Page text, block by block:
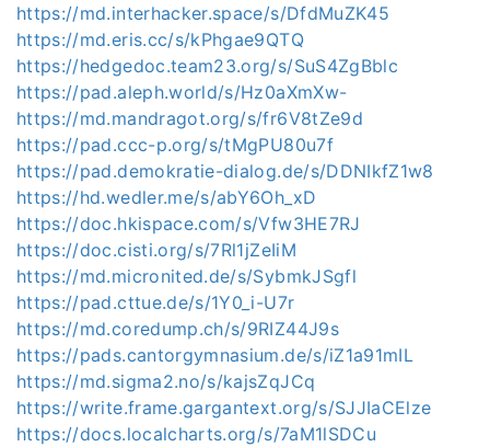
https://md.interhacker.space/s/DfdMuZK45
https://md.eris.cc/s/kPhgae9QTQ
https://hedgedoc.team23.org/s/SuS4ZgBblc
https://pad.aleph.world/s/Hz0aXmXw-
https://md.mandragot.org/s/fr6V8tZe9d
https://pad.ccc-p.org/s/tMgPU80u7f
https://pad.demokratie-dialog.de/s/DDNIkfZ1w8
https://hd.wedler.me/s/abY6Oh_xD
https://doc.hkispace.com/s/Vfw3HE7RJ
https://doc.cisti.org/s/7Rl1jZeIiM
https://md.micronited.de/s/SybmkJSgfl
https://pad.cttue.de/s/1Y0_i-U7r
https://md.coredump.ch/s/9RIZ44J9s
https://pads.cantorgymnasium.de/s/iZ1a91mIL
https://md.sigma2.no/s/kajsZqJCq
https://write.frame.gargantext.org/s/SJJIaCElze
https://docs.localcharts.org/s/7aM1lSDCu